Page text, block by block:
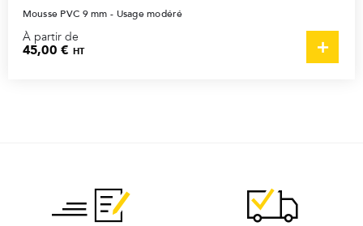
Mousse PVC 9 mm - Usage modéré
À partir de
45,00 € HT